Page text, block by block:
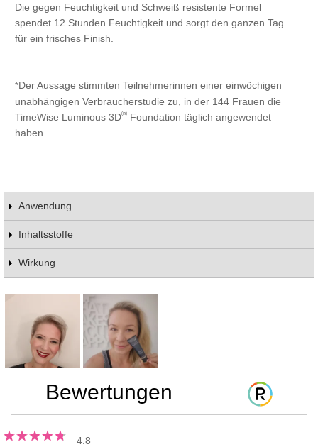
Die gegen Feuchtigkeit und Schweiß resistente Formel
spendet 12 Stunden Feuchtigkeit und sorgt den ganzen Tag
für ein frisches Finish.
*Der Aussage stimmten Teilnehmerinnen einer einwöchigen
unabhängigen Verbraucherstudie zu, in der 144 Frauen die
TimeWise Luminous 3D® Foundation täglich angewendet
haben.
Anwendung
Inhaltsstoffe
Wirkung
Bewertungen
4.8